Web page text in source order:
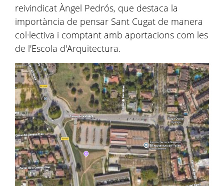
reivindicat Àngel Pedrós, que destaca la
importància de pensar Sant Cugat de manera
col·lectiva i comptant amb aportacions com les
de l'Escola d'Arquitectura.